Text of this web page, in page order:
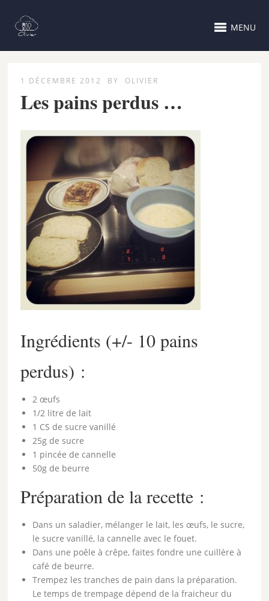
MENU
1 DÉCEMBRE 2012 BY OLIVIER
Les pains perdus …
Ingrédients (+/- 10 pains
perdus) :
2 œufs
1/2 litre de lait
1 CS de sucre vanillé
25g de sucre
1 pincée de cannelle
50g de beurre
Préparation de la recette :
Dans un saladier, mélanger le lait, les œufs, le sucre,
le sucre vanillé, la cannelle avec le fouet.
Dans une poêle à crêpe, faites fondre une cuillère à
café de beurre.
Trempez les tranches de pain dans la préparation.
Le temps de trempage dépend de la fraicheur du